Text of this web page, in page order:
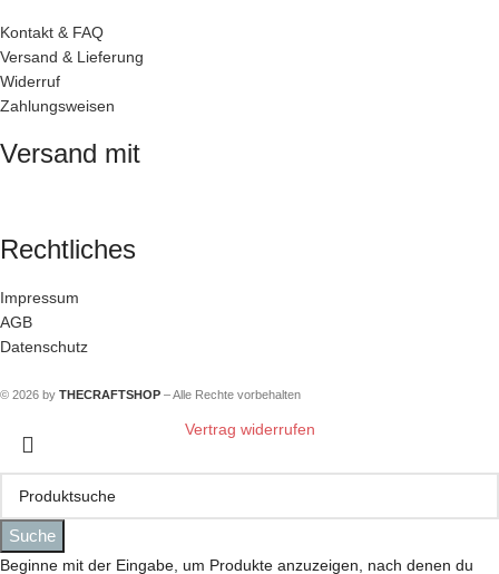
Kontakt & FAQ
Versand & Lieferung
Widerruf
Zahlungsweisen
Versand mit
Rechtliches
Impressum
AGB
Datenschutz
© 2026 by THECRAFTSHOP – Alle Rechte vorbehalten
Suche
Beginne mit der Eingabe, um Produkte anzuzeigen, nach denen du
Vertrag widerrufen